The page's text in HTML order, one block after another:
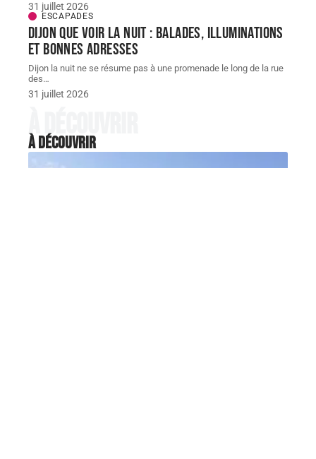
31 juillet 2026
ESCAPADES
Dijon que voir la nuit : balades, illuminations
et bonnes adresses
Dijon la nuit ne se résume pas à une promenade le long de la rue
des…
31 juillet 2026
À découvrir
À découvrir